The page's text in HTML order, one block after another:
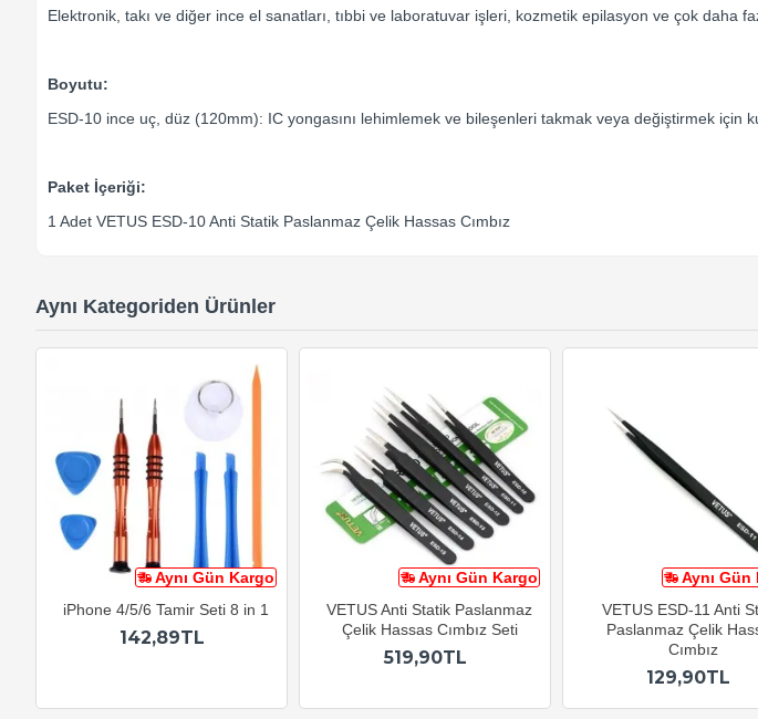
Elektronik, takı ve diğer ince el sanatları, tıbbi ve laboratuvar işleri, kozmetik epilasyon ve çok daha
Boyutu:
ESD-10 ince uç, düz (120mm): IC yongasını lehimlemek ve bileşenleri takmak veya değiştirmek için
Paket İçeriği:
1 Adet VETUS ESD-10 Anti Statik Paslanmaz Çelik Hassas Cımbız
Aynı Kategoriden Ürünler
Aynı Gün Kargo
iPhone 4/5/6 Tamir Seti 8 in 1
142,89TL
Aynı Gün Kargo
VETUS Anti Statik Paslanmaz
Çelik Hassas Cımbız Seti
519,90TL
Aynı Gün
VETUS ESD-11 Anti
Paslanmaz Çelik
Cımbız
129,90TL